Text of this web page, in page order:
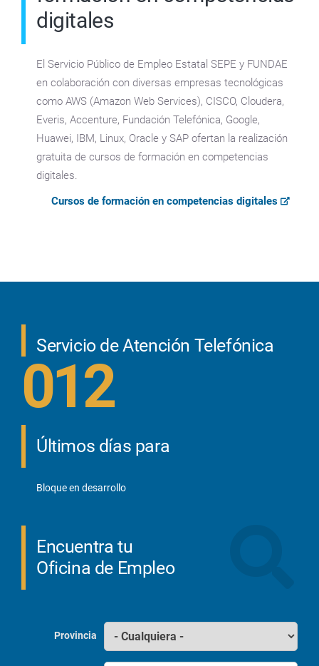
digitales
El Servicio Público de Empleo Estatal SEPE y FUNDAE
en colaboración con diversas empresas tecnológicas
como AWS (Amazon Web Services), CISCO, Cloudera,
Everis, Accenture, Fundación Telefónica, Google,
Huawei, IBM, Linux, Oracle y SAP ofertan la realización
gratuita de cursos de formación en competencias
digitales.
Cursos de formación en competencias digitales
Servicio de Atención Telefónica
012
Últimos días para
Bloque en desarrollo
Encuentra tu
Oficina de Empleo
Provincia